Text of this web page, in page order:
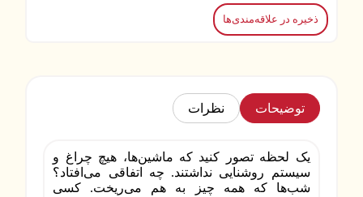
ذخیره در علاقه‌مندی‌ها
توضیحات نظرات
یک لحظه تصور کنید که ماشین‌ها، هیچ چراغ و
سیستم روشنایی نداشتند. چه اتفاقی می‌افتاد؟
شب‌ها که همه چیز به هم می‌ریخت. کسی